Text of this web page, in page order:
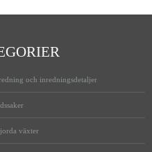
och inredningsdetaljer
växter